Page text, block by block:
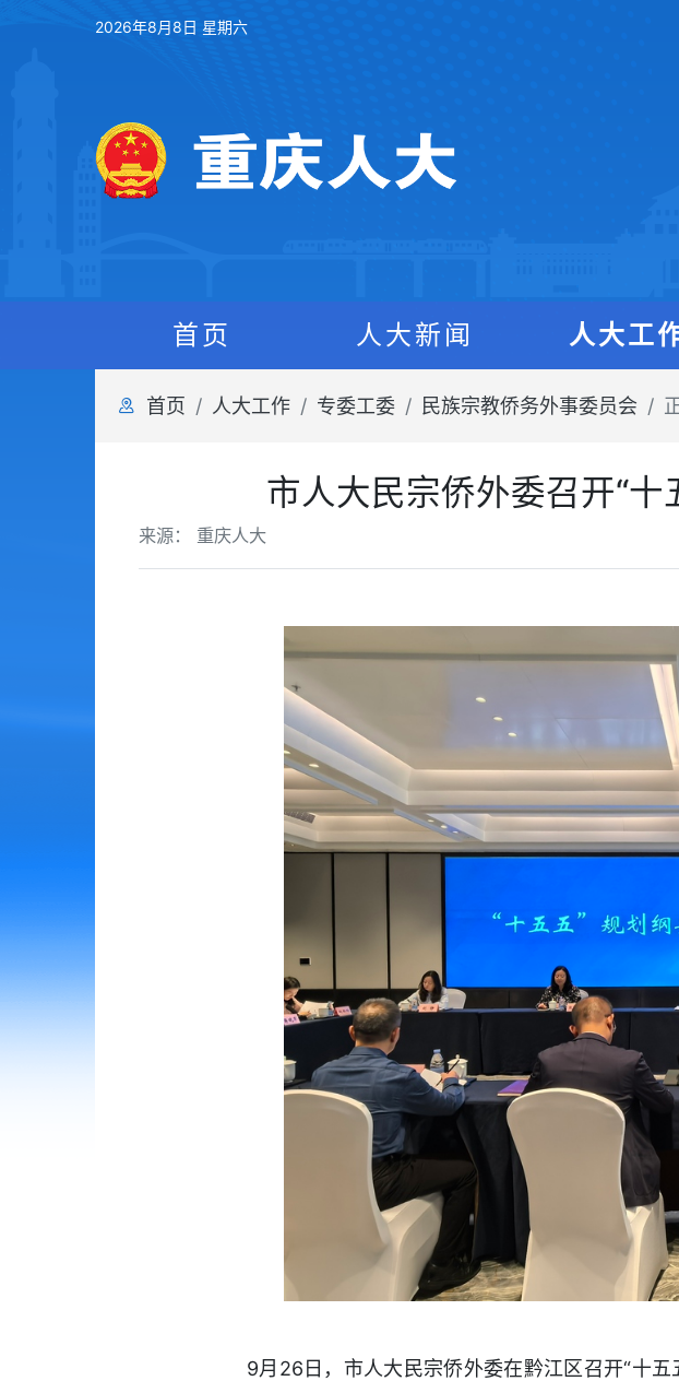
2026年8月8日 星期六
首页 人大新闻 人大工
首页 人大工作 专委工委 民族宗教侨务外事委员会
市人大民宗侨外委召开“
来源： 重庆人大
9月26日，市人大民宗侨外委在黔江区召开“十